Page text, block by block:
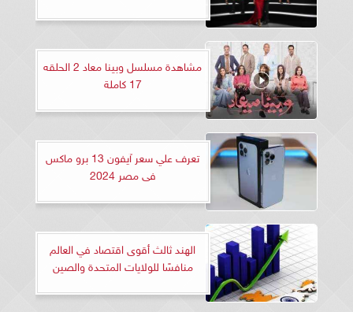
مشاهدة مسلسل وبينا معاد 2 الحلقه
17 كاملة
تعرف علي سعر آيفون 13 برو ماكس
فى مصر 2024
الهند ثالث أقوى اقتصاد في العالم
منافسًا للولايات المتحدة والصين